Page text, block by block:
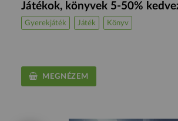
Játékok, könyvek 5-50%
Gyerekjáték Játék Könyv
MEGNÉZEM